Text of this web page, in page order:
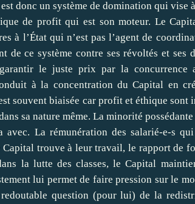
donc un système de domination qui vise
de profit qui est son moteur. Le
à l’État qui n’est pas l’agent de
de ce système contre ses révoltés et
le juste prix par la concurrence
à la concentration du Capital en
souvent biaisée car profit et éthique sont
sa nature même. La minorité
avec. La rémunération des salarié-e-s
Capital trouve à leur travail, le rapport de
la lutte des classes, le Capital
lui permet de faire pression sur le
question (pour lui) de la